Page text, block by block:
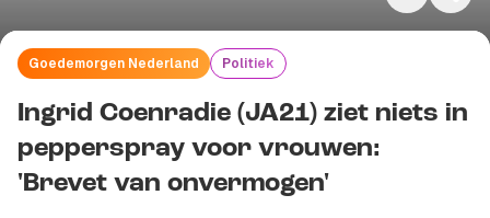
Goedemorgen Nederland Politiek
Ingrid Coenradie (JA21) ziet niets in
pepperspray voor vrouwen:
'Brevet van onvermogen'